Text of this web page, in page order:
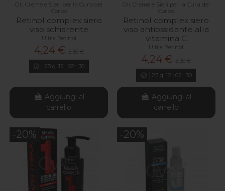
Oli, Creme e Sieri per la Cura del
Corpo
Retinol complex siero
viso schiarente
Ultra Retinol
4,24 € 5,30 €
23g. 12 02 29
Aggiungi al
carrello
Oli, Creme e Sieri per la Cura del
Corpo
Retinol complex siero
viso antiossidante alla
vitamina C
Ultra Retinol
4,24 € 5,30 €
23g. 12 02 29
Aggiungi al
carrello
-20% -20%